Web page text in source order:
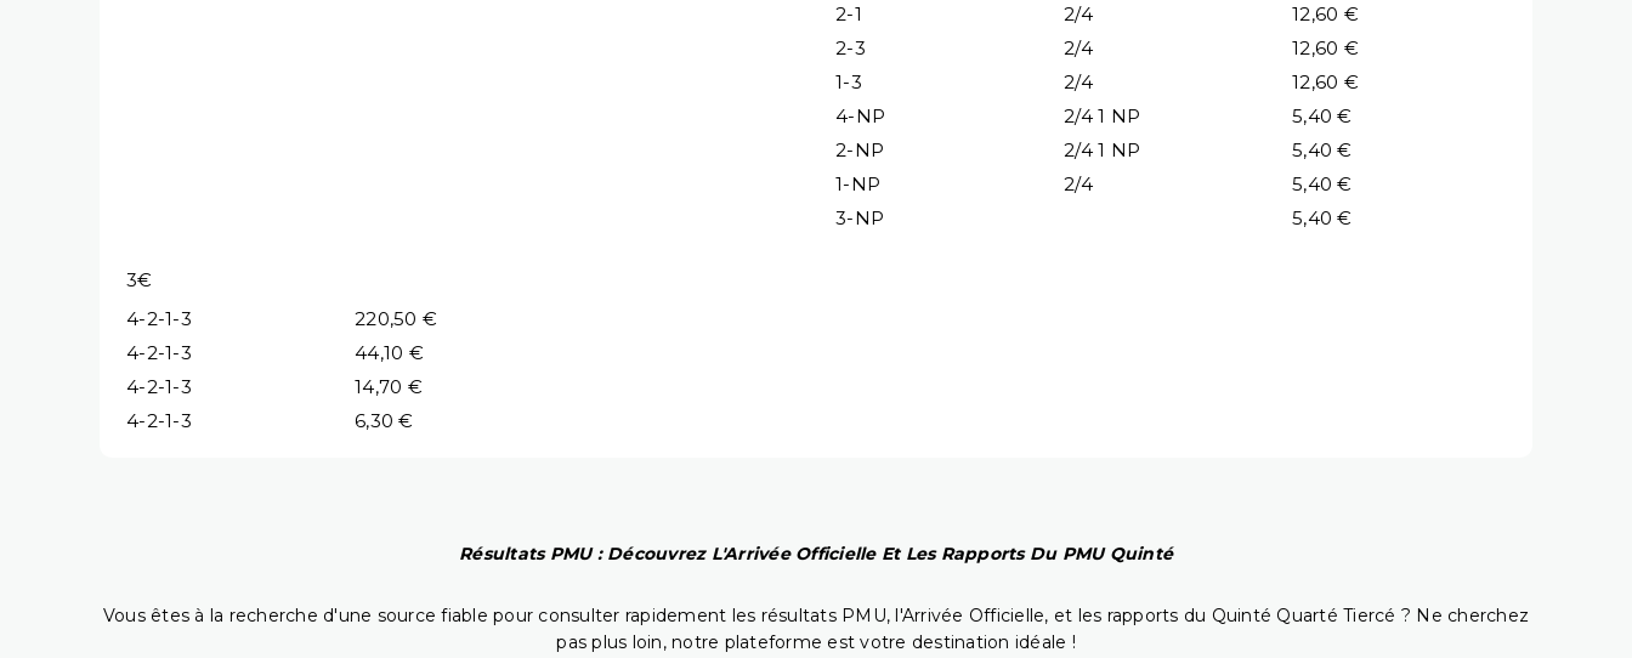
2-1
2/4
12,60 €
2-3
2/4
12,60 €
1-3
2/4
12,60 €
4-NP
2/4 1 NP
5,40 €
2-NP
2/4 1 NP
5,40 €
1-NP
2/4
5,40 €
3-NP
5,40 €
3€
4-2-1-3
220,50 €
4-2-1-3
44,10 €
4-2-1-3
14,70 €
4-2-1-3
6,30 €
Résultats PMU : Découvrez L'Arrivée Officielle Et Les Rapports Du PMU Quinté
Vous êtes à la recherche d'une source fiable pour consulter rapidement les résultats PMU, l'Arrivée Officielle, et les rapports du Quinté Quarté Tiercé ? Ne cherchez
pas plus loin, notre plateforme est votre destination idéale !